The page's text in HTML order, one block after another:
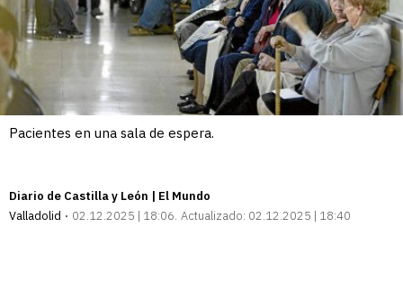
Pacientes en una sala de espera.
Diario de Castilla y León | El Mundo
Valladolid
02.12.2025 | 18:06 Actualizado: 02.12.2025 | 18:40